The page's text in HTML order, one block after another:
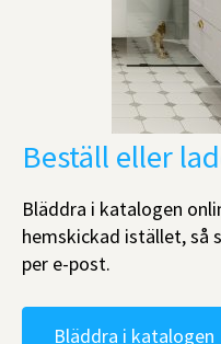
Beställ eller
Bläddra i katalogen
hemskickad istället, så
per e-post.
Bläddra i katalogen